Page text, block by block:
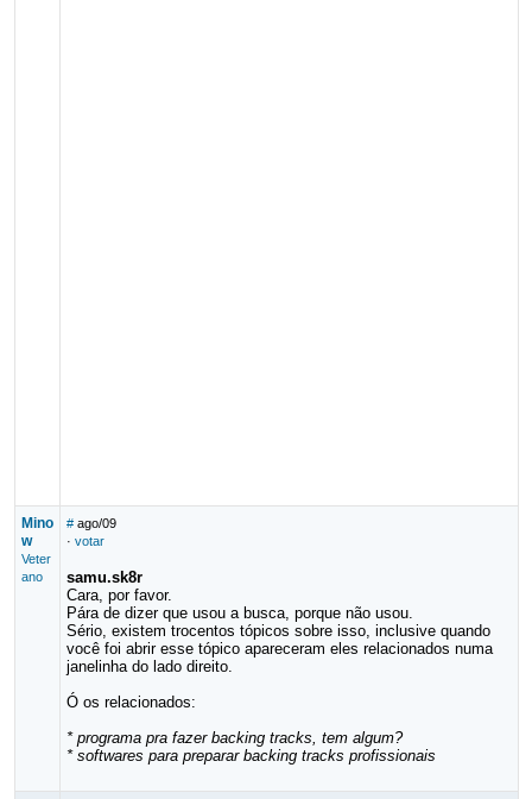
Mino
w
Veter
ano
# ago/09
· votar
samu.sk8r
Cara, por favor.
Pára de dizer que usou a busca, porque não usou.
Sério, existem trocentos tópicos sobre isso, inclusive quando
você foi abrir esse tópico apareceram eles relacionados numa
janelinha do lado direito.
Ó os relacionados:
* programa pra fazer backing tracks, tem algum?
* softwares para preparar backing tracks profissionais